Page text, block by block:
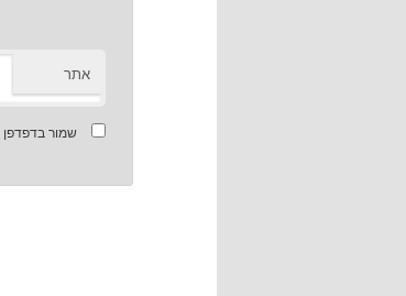
אתר
שמור